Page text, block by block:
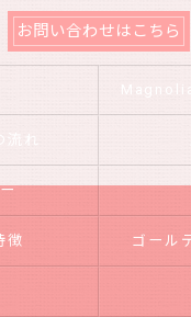
お問い合わせはこちら
流れ
徴 ゴール